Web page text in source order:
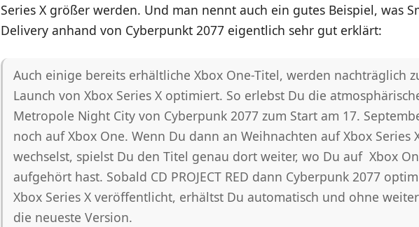
Series X größer werden. Und man nennt auch ein gutes Beispiel, was
Delivery anhand von Cyberpunkt 2077 eigentlich sehr gut erklärt:
Auch einige bereits erhältliche Xbox One-Titel, werden nachträglich
Launch von Xbox Series X optimiert. So erlebst Du die
Metropole Night City von Cyberpunk 2077 zum Start am 17.
noch auf Xbox One. Wenn Du dann an Weihnachten auf Xbox Series
wechselst, spielst Du den Titel genau dort weiter, wo Du auf Xbox
aufgehört hast. Sobald CD PROJECT RED dann Cyberpunk 2077
Xbox Series X veröffentlicht, erhältst Du automatisch und ohne
die neueste Version.